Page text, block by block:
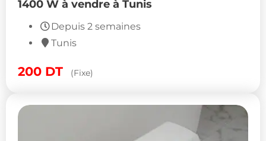
1400 W à vendre à Tunis
Depuis 2 semaines
Tunis
200 DT (Fixe)